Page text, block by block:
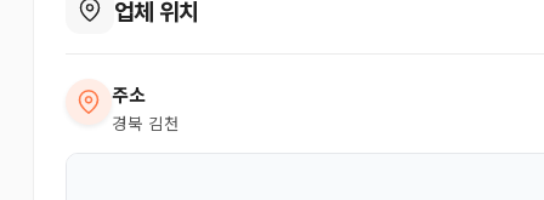
업체 위치
주소
경북 김천